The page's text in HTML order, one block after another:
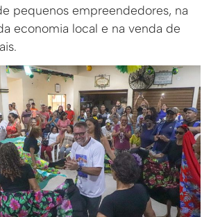
pequenos empreendedores, na
economia local e na venda de